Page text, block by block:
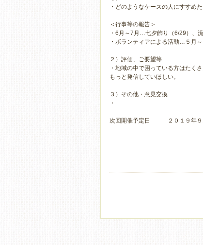
・どのようなケースの人にすすめ
＜行事等の報告＞
・6月～7月…七夕飾り（6/29）、
・ボランティアによる活動…５
２）評価、ご要望等
・地域の中で困っている方はたく
もっと発信していほしい。
３）その他・意見交換
・
次回開催予定日 ２０１９年９